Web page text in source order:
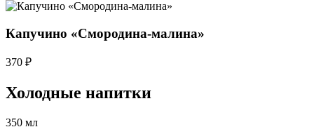
Капучино «Смородина-малина»
370 ₽
Холодные напитки
350 мл